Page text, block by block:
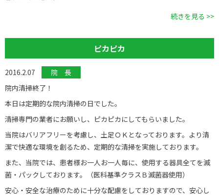
続きを見る >>
ピカピカ
2016.2.07
院 長
院内清掃終了！
本日は定期的な院内清掃の日でした。
清掃専門の業者にお願いし、ピカピカにしてもらいました。
当院はバリアフリーを考慮し、土足ＯＫとなっております。より清
潔で快適な環境を創るため、定期的な清掃を実施しております。
また、当院では、患者様お一人お一人毎に、使用する器具全てを滅
菌・パックしております。（医科基準クラスＢ滅菌器使用）
安心・安全な治療のために十分な配慮をしておりますので、安心し